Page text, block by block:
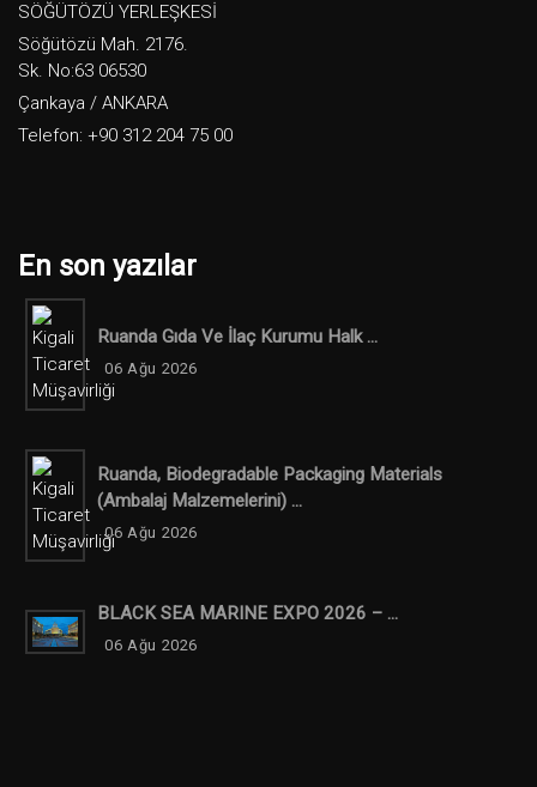
SÖĞÜTÖZÜ YERLEŞKESİ
Söğütözü Mah. 2176.
Sk. No:63 06530
Çankaya / ANKARA
Telefon: +90 312 204 75 00
En son yazılar
Ruanda Gıda Ve İlaç Kurumu Halk ...
06 Ağu 2026
Ruanda, Biodegradable Packaging Materials
(ambalaj Malzemelerini) ...
06 Ağu 2026
BLACK SEA MARINE EXPO 2026 – ...
06 Ağu 2026